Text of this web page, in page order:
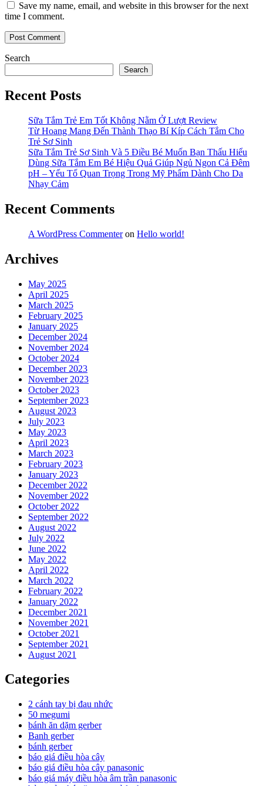
Save my name, email, and website in this browser for the next
time I comment.
Search
Search
Recent Posts
Sữa Tắm Trẻ Em Tốt Không Nằm Ở Lượt Review
Từ Hoang Mang Đến Thành Thạo Bí Kíp Cách Tắm Cho
Trẻ Sơ Sinh
Sữa Tắm Trẻ Sơ Sinh Và 5 Điều Bé Muốn Bạn Thấu Hiểu
Dùng Sữa Tắm Em Bé Hiệu Quả Giúp Ngủ Ngon Cả Đêm
pH – Yếu Tố Quan Trọng Trong Mỹ Phẩm Dành Cho Da
Nhạy Cảm
Recent Comments
A WordPress Commenteron Hello world!
Archives
May 2025
April 2025
March 2025
February 2025
January 2025
December 2024
November 2024
October 2024
December 2023
November 2023
October 2023
September 2023
August 2023
July 2023
May 2023
April 2023
March 2023
February 2023
January 2023
December 2022
November 2022
October 2022
September 2022
August 2022
July 2022
June 2022
May 2022
April 2022
March 2022
February 2022
January 2022
December 2021
November 2021
October 2021
September 2021
August 2021
Categories
2 cánh tay bị đau nhức
50 megumi
bánh ăn dặm gerber
Banh gerber
bánh gerber
báo giá điều hòa cây
báo giá điều hòa cây panasonic
báo giá máy điều hòa âm trần panasonic